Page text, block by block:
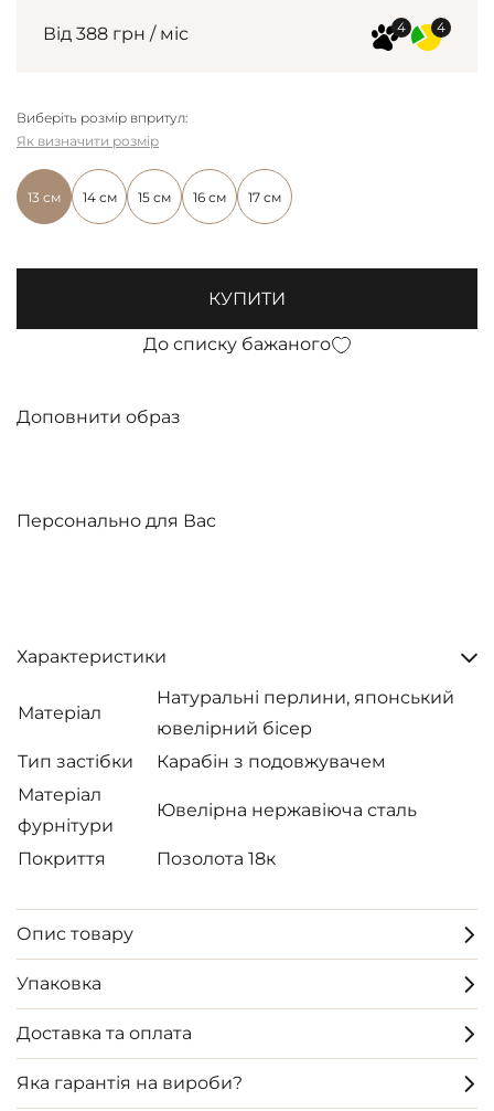
Від 388 грн / міс
Виберіть розмір впритул:
13 см 14 см 15 см 16 см 17 см
Як визначити розмір
КУПИТИ
До списку бажаного
Доповнити образ
Персонально для Вас
Характеристики
Матеріал
Натуральні перлини, японський
ювелірний бісер
Тип застібки
Карабін з подовжувачем
Матеріал
фурнітури
Ювелірна нержавіюча сталь
Покриття Позолота 18к
Опис товару
Упаковка
Доставка та оплата
Яка гарантія на вироби?